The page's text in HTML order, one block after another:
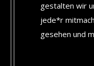
gestalten wir
jede*r
gesehen und